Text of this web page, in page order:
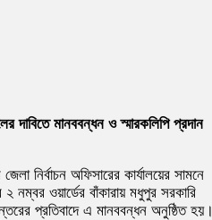
দাবিতে মানববন্ধন ও স্মারকলিপি প্রদান
নির্বাচন অফিসারের কার্যালয়ের সামনে
নম্বর ওয়ার্ডের বাঁকারায় মধুপুর সরকারি
প্রতিবাদে এ মানববন্ধন অনুষ্ঠিত